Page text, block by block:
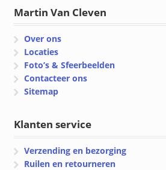
Martin Van Cleven
Over ons
Locaties
Foto’s & Sfeerbeelden
Contacteer ons
Sitemap
Klanten service
Verzending en bezorging
Ruilen en retourneren